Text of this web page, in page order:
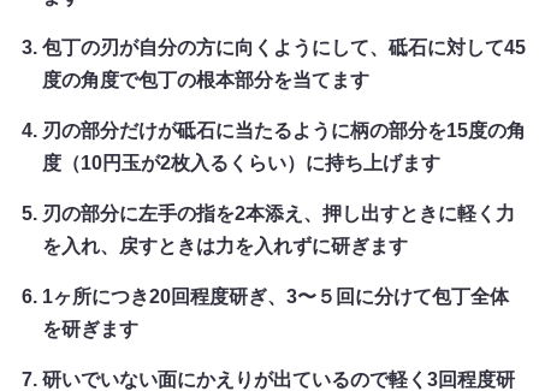
包丁の刃が自分の方に向くようにして、砥石に対して45
度の角度で包丁の根本部分を当てます
刃の部分だけが砥石に当たるように柄の部分を15度の角
度（10円玉が2枚入るくらい）に持ち上げます
刃の部分に左手の指を2本添え、押し出すときに軽く力
を入れ、戻すときは力を入れずに研ぎます
1ヶ所につき20回程度研ぎ、3〜５回に分けて包丁全体
を研ぎます
研いでいない面にかえりが出ているので軽く3回程度研